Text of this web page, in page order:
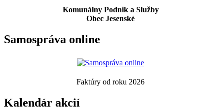
Komunálny Podnik a Služby
Obec Jesenské
Samospráva online
Faktúry od roku 2026
Kalendár akcií